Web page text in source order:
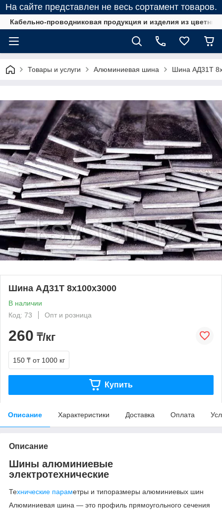
На сайте представлен не весь сортамент товаров.
Кабельно-проводниковая продукция и изделия из
Товары и услуги Алюминиевая шина Шина АД31Т
Шина АД31Т 8х100х3000
В наличии
Код: 73
Опт и розница
260 ₸/кг
150 ₸ от 1000 кг
Купить
Описание Характеристики Доставка Оплата
Описание
Шины алюминиевые
электротехнические
Технические параметры и типоразмеры алюминиевых шин
Алюминиевая шина — это профиль прямоугольного сечения